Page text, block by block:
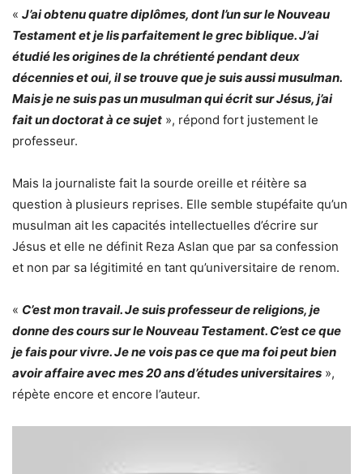
« J’ai obtenu quatre diplômes, dont l’un sur le Nouveau
Testament et je lis parfaitement le grec biblique. J’ai
étudié les origines de la chrétienté pendant deux
décennies et oui, il se trouve que je suis aussi musulman.
Mais je ne suis pas un musulman qui écrit sur Jésus, j’ai
fait un doctorat à ce sujet », répond fort justement le
professeur.
Mais la journaliste fait la sourde oreille et réitère sa
question à plusieurs reprises. Elle semble stupéfaite qu’un
musulman ait les capacités intellectuelles d’écrire sur
Jésus et elle ne définit Reza Aslan que par sa confession
et non par sa légitimité en tant qu’universitaire de renom.
« C’est mon travail. Je suis professeur de religions, je
donne des cours sur le Nouveau Testament. C’est ce que
je fais pour vivre. Je ne vois pas ce que ma foi peut bien
avoir affaire avec mes 20 ans d’études universitaires »,
répète encore et encore l’auteur.